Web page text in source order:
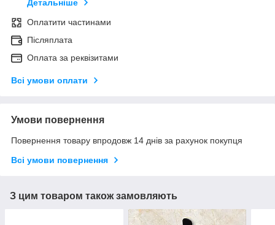
Детальніше
Оплатити частинами
Післяплата
Оплата за реквізитами
Всі умови оплати
Умови повернення
Повернення товару впродовж 14 днів за рахунок покупця
Всі умови повернення
З цим товаром також замовляють